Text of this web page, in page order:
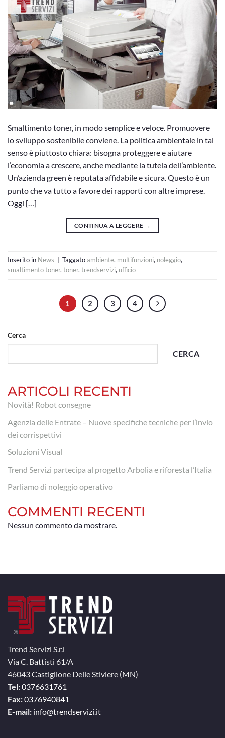
Smaltimento toner, in modo semplice e veloce. Promuovere
lo sviluppo sostenibile conviene. La politica ambientale in tal
senso è piuttosto chiara: bisogna proteggere e aiutare
l’economia a crescere, anche mediante la tutela dell’ambiente.
Un’azienda green è reputata affidabile e sicura. Questo è un
punto che va tutto a favore dei rapporti con altre imprese.
Oggi […]
CONTINUA A LEGGERE →
Inserito in News Taggatoambiente, multifunzioni, noleggio,
smaltimento toner, toner, trendservizi, ufficio
1 2 3 4
Cerca
CERCA
ARTICOLI RECENTI
Novità! Robot consegne
Agenzia delle Entrate – Nuove specifiche tecniche per l’invio
dei corrispettivi
Soluzioni Visual
Trend Servizi partecipa al progetto Arbolia e riforesta l’Italia
Parliamo di noleggio operativo
COMMENTI RECENTI
Nessun commento da mostrare.
Trend Servizi S.r.l
Via C. Battisti 61/A
46043 Castiglione Delle Stiviere (MN)
Tel:0376631761
Fax:0376940841
E-mail: info@trendservizi.it